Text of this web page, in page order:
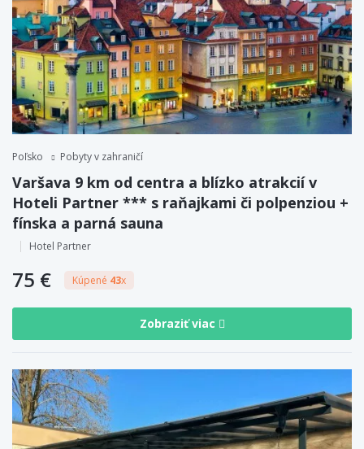
Poľsko Pobyty v zahraničí
Varšava 9 km od centra a blízko atrakcií v
Hoteli Partner *** s raňajkami či polpenziou +
fínska a parná sauna
Hotel Partner
75 € Kúpené 43x
Zobraziť viac